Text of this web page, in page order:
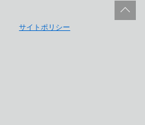
サイトポリシー